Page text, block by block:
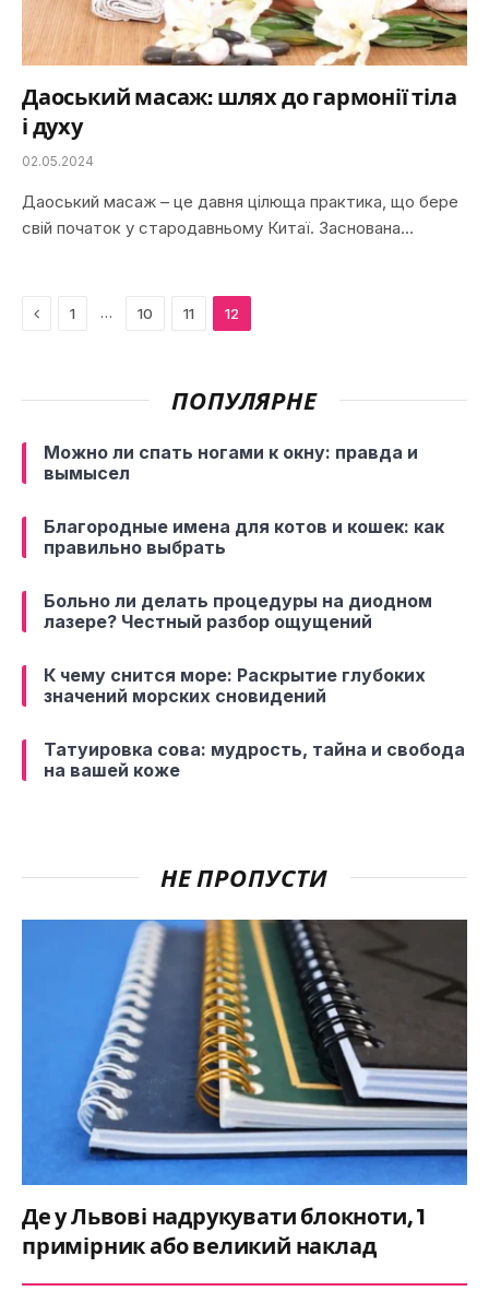
Даоський масаж: шлях до гармонії тіла
і духу
02.05.2024
Даоський масаж – це давня цілюща практика, що бере
свій початок у стародавньому Китаї. Заснована…
Previous
1 … 10 11 12
ПОПУЛЯРНЕ
Можно ли спать ногами к окну: правда и
вымысел
Благородные имена для котов и кошек: как
правильно выбрать
Больно ли делать процедуры на диодном
лазере? Честный разбор ощущений
К чему снится море: Раскрытие глубоких
значений морских сновидений
Татуировка сова: мудрость, тайна и свобода
на вашей коже
НЕ ПРОПУСТИ
Де у Львові надрукувати блокноти, 1
примірник або великий наклад